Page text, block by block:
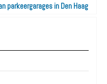
parkeergarages in Den Haag